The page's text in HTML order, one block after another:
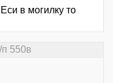
в могилку то
п 550в